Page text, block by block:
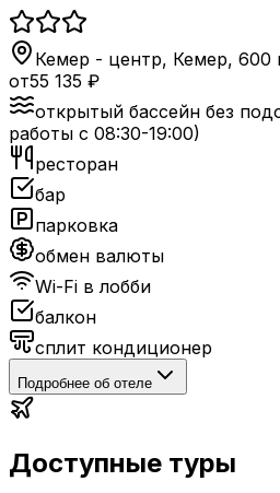
Кемер - центр, Кемер, 600
от55 135 ₽
открытый бассейн без
работы с 08:30-19:00)
ресторан
бар
парковка
обмен валюты
Wi-Fi в лобби
балкон
сплит кондиционер
Подробнее об отеле
Доступные туры